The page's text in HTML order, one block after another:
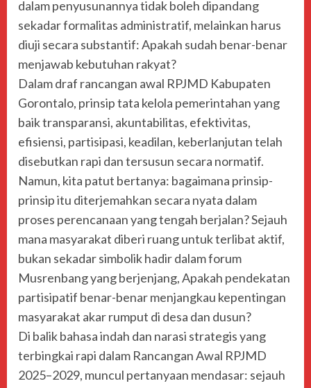
dalam penyusunannya tidak boleh dipandang
sekadar formalitas administratif, melainkan harus
diuji secara substantif: Apakah sudah benar-benar
menjawab kebutuhan rakyat?
Dalam draf rancangan awal RPJMD Kabupaten
Gorontalo, prinsip tata kelola pemerintahan yang
baik transparansi, akuntabilitas, efektivitas,
efisiensi, partisipasi, keadilan, keberlanjutan telah
disebutkan rapi dan tersusun secara normatif.
Namun, kita patut bertanya: bagaimana prinsip-
prinsip itu diterjemahkan secara nyata dalam
proses perencanaan yang tengah berjalan? Sejauh
mana masyarakat diberi ruang untuk terlibat aktif,
bukan sekadar simbolik hadir dalam forum
Musrenbang yang berjenjang, Apakah pendekatan
partisipatif benar-benar menjangkau kepentingan
masyarakat akar rumput di desa dan dusun?
Di balik bahasa indah dan narasi strategis yang
terbingkai rapi dalam Rancangan Awal RPJMD
2025–2029, muncul pertanyaan mendasar: sejauh